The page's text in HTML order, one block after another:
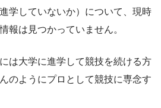
学していないか）について、現時
報は見つかっていません。
は大学に進学して競技を続ける方
のようにプロとして競技に専念す